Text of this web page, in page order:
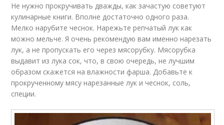
Не нужно прокручивать дважды, как зачастую советуют
кулинарные книги. Вполне достаточно одного раза.
Мелко нарубите чеснок. Нарежьте репчатый лук как
можно мельче. Я очень рекомендую вам именно нарезать
лук, а не пропускать его через мясорубку. Мясорубка
выдавит из лука сок, что, в свою очередь, не лучшим
образом скажется на влажности фарша. Добавьте к
прокрученному мясу нарезанные лук и чеснок, соль,
специи.